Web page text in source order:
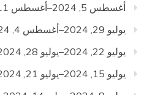
أغسطس 5, 2024–أغسطس 11, 2024
يوليو 29, 2024–أغسطس 4, 2024
يوليو 22, 2024–يوليو 28, 2024
يوليو 15, 2024–يوليو 21, 2024